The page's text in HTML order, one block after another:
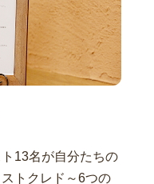
13名が自分たちの
トクレド～6つの